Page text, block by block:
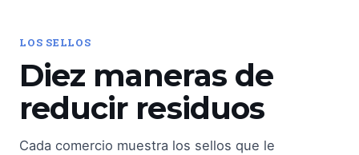
LOS SELLOS
Diez maneras de
reducir residuos
Cada comercio muestra los sellos que le